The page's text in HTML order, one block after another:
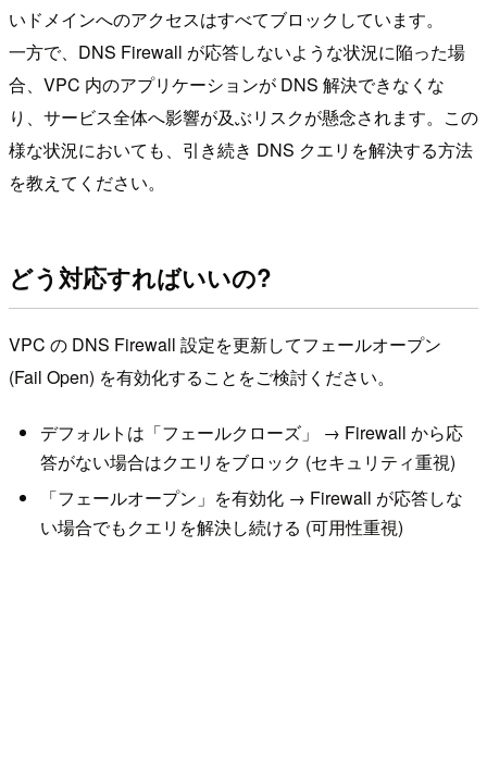
いドメインへのアクセスはすべてブロックしています。
一方で、DNS Firewall が応答しないような状況に陥った場
合、VPC 内のアプリケーションが DNS 解決できなくな
り、サービス全体へ影響が及ぶリスクが懸念されます。この
様な状況においても、引き続き DNS クエリを解決する方法
を教えてください。
どう対応すればいいの?
VPC の DNS Firewall 設定を更新してフェールオープン
(Fail Open) を有効化することをご検討ください。
デフォルトは「フェールクローズ」 → Firewall から応
答がない場合はクエリをブロック (セキュリティ重視)
「フェールオープン」を有効化 → Firewall が応答しな
い場合でもクエリを解決し続ける (可用性重視)